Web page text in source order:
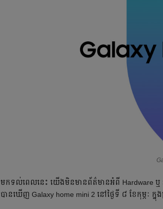
មកទល់ពេលនេះ យើងមិនមានព័ត៌មានអំពី Hardware ឬ
បានឃើញ Galaxy home mini 2 នៅថ្ងៃទី ៨ ខែកុម្ភៈ ក្